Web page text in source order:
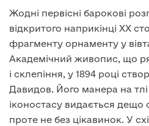
Жодні первісні барокові
відкритого наприкінці XX
фрагменту орнаменту у
Академічний живопис, що
і склепіння, у 1894 році
Давидов. Його манера на
іконостасу видається
проте не без цікавинок. У